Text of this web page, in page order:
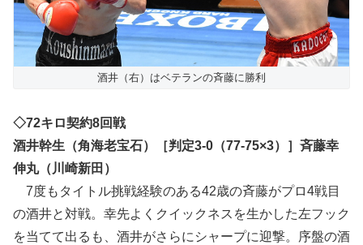
酒井（右）はベテランの斉藤に勝利
◇72キロ契約8回戦
酒井幹生（角海老宝石）［判定3-0（77-75×3）］斉藤幸
伸丸（川崎新田）
7度もタイトル挑戦経験のある42歳の斉藤がプロ4戦目
の酒井と対戦。幸先よくクイックネスを生かした左フック
を当てて出るも、酒井がさらにシャープに迎撃。序盤の酒